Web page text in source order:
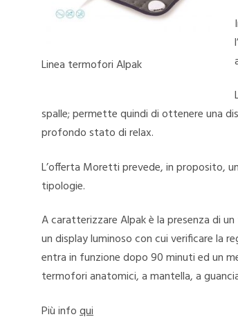
Linea termofori Alpak
spalle; permette quindi di ottenere una
profondo stato di relax.
L’offerta Moretti prevede, in proposito,
tipologie.
A caratterizzare Alpak è la presenza di
un display luminoso con cui verificare la
entra in funzione dopo 90 minuti ed un
termofori anatomici, a mantella, a
Più infoqui